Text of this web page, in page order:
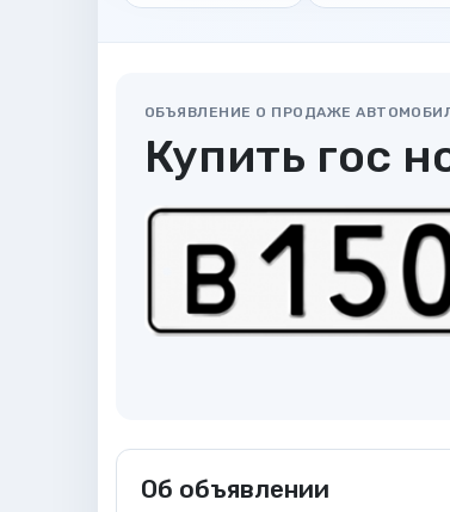
ОБЪЯВЛЕНИЕ О ПРОДАЖЕ
Купить гос
Об объявлении